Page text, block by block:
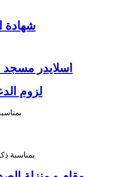
شهادة
اسلايدر
لزوم
بمناسبة